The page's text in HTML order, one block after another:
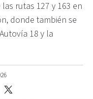
rutas 127 y 163 en
donde también se
18 y la